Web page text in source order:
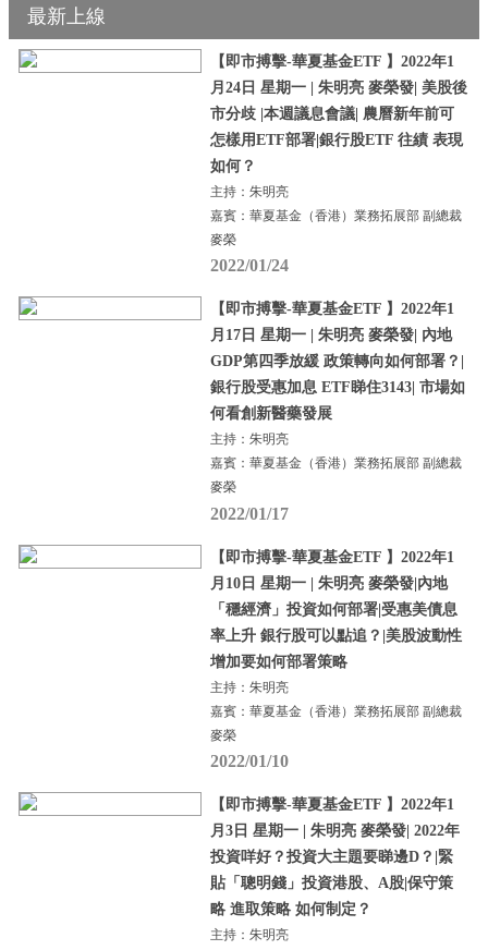
最新上線
【即市搏擊-華夏基金ETF 】2022年1
月24日 星期一 | 朱明亮 麥榮發| 美股後
市分歧 |本週議息會議| 農曆新年前可
怎樣用ETF部署|銀行股ETF 往績 表現
如何？
主持：朱明亮
嘉賓：華夏基金（香港）業務拓展部 副總裁
麥榮
2022/01/24
【即市搏擊-華夏基金ETF 】2022年1
月17日 星期一 | 朱明亮 麥榮發| 內地
GDP第四季放緩 政策轉向如何部署？|
銀行股受惠加息 ETF睇住3143| 市場如
何看創新醫藥發展
主持：朱明亮
嘉賓：華夏基金（香港）業務拓展部 副總裁
麥榮
2022/01/17
【即市搏擊-華夏基金ETF 】2022年1
月10日 星期一 | 朱明亮 麥榮發|內地
「穩經濟」投資如何部署|受惠美債息
率上升 銀行股可以點追？|美股波動性
增加要如何部署策略
主持：朱明亮
嘉賓：華夏基金（香港）業務拓展部 副總裁
麥榮
2022/01/10
【即市搏擊-華夏基金ETF 】2022年1
月3日 星期一 | 朱明亮 麥榮發| 2022年
投資咩好？投資大主題要睇邊D？|緊
貼「聰明錢」投資港股、A股|保守策
略 進取策略 如何制定？
主持：朱明亮